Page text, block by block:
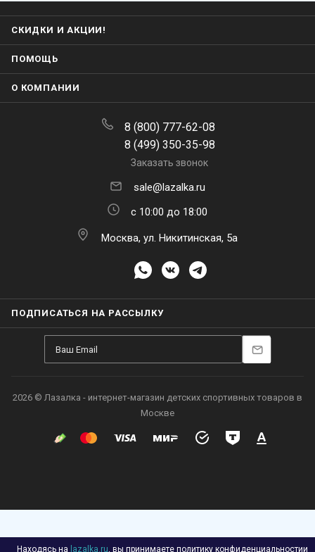
СКИДКИ И АКЦИИ!
ПОМОЩЬ
О КОМПАНИИ
8 (800) 777-62-08
8 (499) 350-35-98
Заказать звонок
sale@lazalka.ru
с 10:00 до 18:00
Москва, ул. Никитинская, 5а
ПОДПИСАТЬСЯ НА РАССЫЛКУ
2026 © Лазалка - интернет-магазин детских спортивных товаров в
Москве
Находясь на lazalka.ru, вы принимаете политику конфиденциальностии